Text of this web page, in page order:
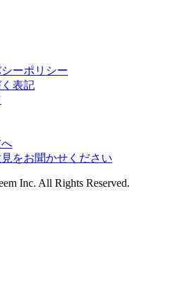
ーポリシー
表記
をお聞かせください
Inc. All Rights Reserved.